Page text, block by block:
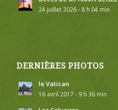
24 juillet 2026 - 8 h 04 min
DERNIÈRES PHOTOS
le Vatican
16 avril 2017 - 9 h 36 min